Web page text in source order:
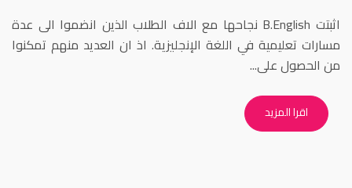
اثبتت B.English نجاحها مع الاف الطلاب الذين انضموا الى عدة
مسارات تعليمية في اللغة الإنجليزية. اذ ان العديد منهم تمكنوا
من الحصول على...
اقرا المزيد